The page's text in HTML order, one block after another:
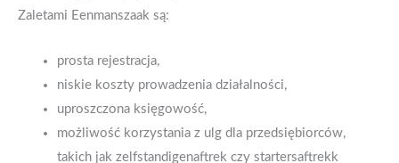
Zaletami Eenmanszaak są:
prosta rejestracja,
niskie koszty prowadzenia działalności,
uproszczona księgowość,
możliwość korzystania z ulg dla przedsiębiorców,
takich jak zelfstandigenaftrek czy startersaftrekk